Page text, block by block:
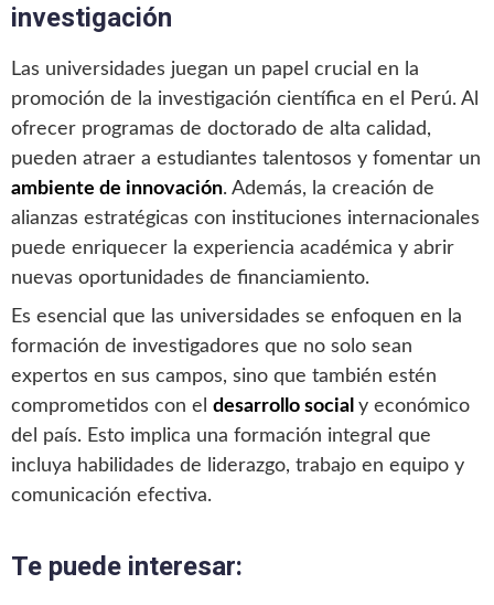
investigación
Las universidades juegan un papel crucial en la
promoción de la investigación científica en el Perú. Al
ofrecer programas de doctorado de alta calidad,
pueden atraer a estudiantes talentosos y fomentar un
ambiente de innovación. Además, la creación de
alianzas estratégicas con instituciones internacionales
puede enriquecer la experiencia académica y abrir
nuevas oportunidades de financiamiento.
Es esencial que las universidades se enfoquen en la
formación de investigadores que no solo sean
expertos en sus campos, sino que también estén
comprometidos con el desarrollo social y económico
del país. Esto implica una formación integral que
incluya habilidades de liderazgo, trabajo en equipo y
comunicación efectiva.
Te puede interesar: